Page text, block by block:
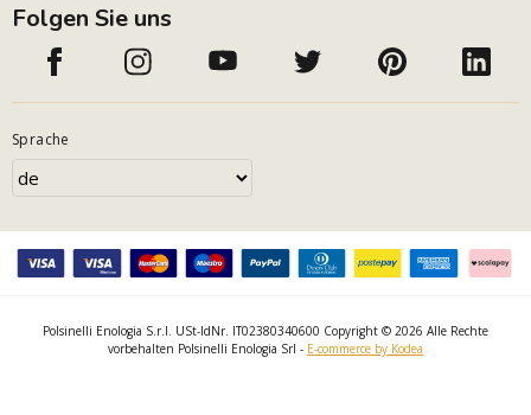
Folgen Sie uns
Sprache
Polsinelli Enologia S.r.l. USt-IdNr. IT02380340600 Copyright © 2026 Alle Rechte
vorbehalten Polsinelli Enologia Srl - E-commerce by Kodea